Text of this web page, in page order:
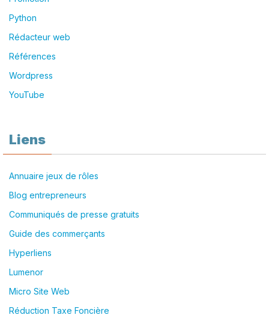
Python
Rédacteur web
Références
Wordpress
YouTube
Liens
Annuaire jeux de rôles
Blog entrepreneurs
Communiqués de presse gratuits
Guide des commerçants
Hyperliens
Lumenor
Micro Site Web
Réduction Taxe Foncière